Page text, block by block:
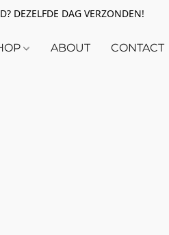
DEZELFDE DAG VERZONDEN!
ABOUT CONTACT